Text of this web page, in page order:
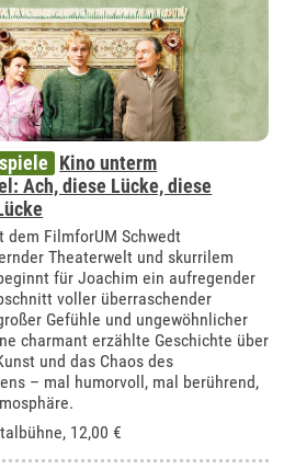
Kino unterm
Ach, diese Lücke, diese
dem FilmforUM Schwedt
Theaterwelt und skurrilem
für Joachim ein aufregender
voller überraschender
Gefühle und ungewöhnlicher
charmant erzählte Geschichte über
und das Chaos des
– mal humorvoll, mal berührend,
, 12,00 €